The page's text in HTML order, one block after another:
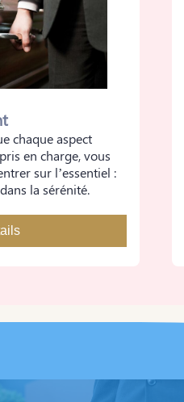
chaque aspect
en charge, vous
sur l’essentiel :
la sérénité.